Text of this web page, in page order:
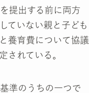
提出する前に両方
ていない親と子ども
養育費について協議
されている。
準のうちの一つで